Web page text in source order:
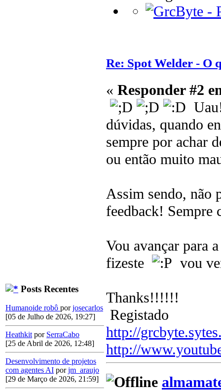
Posts Recentes
Humanoide robô porjosecarlos
[05 de Julho de 2026, 19:27]
Heathkit por SerraCabo
[25 de Abril de 2026, 12:48]
Desenvolvimento de projetos
com agentes AI porjm_araujo
[29 de Março de 2026, 21:59]
Re: Spot Welder - O
« Responder #2
dúvidas, quando
sempre por achar
ou então muito
Assim sendo, não
feedback! Sempre
Vou avançar para
fizeste
vou
Thanks!!!!!!
Registado
http://
http://